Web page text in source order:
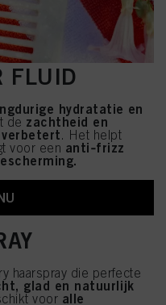
FLUID
hydratatie en
de zachtheid en
. Het helpt
voor een anti‑frizz
haarspray die perfecte
glad en natuurlijk
voor alle